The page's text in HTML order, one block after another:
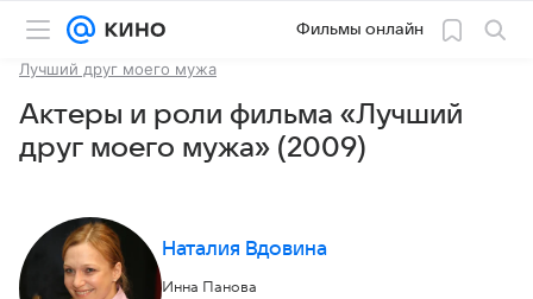
Фильмы онлайн
Лучший друг моего мужа
Актеры и роли фильма «Лучший
друг моего мужа» (2009)
Наталия Вдовина
Инна Панова